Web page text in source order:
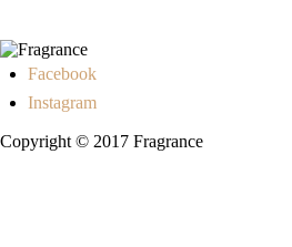
Facebook
Instagram
Copyright © 2017 Fragrance